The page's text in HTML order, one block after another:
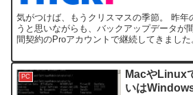
気がつけば、もうクリスマスの季節。 昨年
うと思いながらも、バックアップデータが
間契約のProアカウントで継続してきました
PC
MacやLinux
いは